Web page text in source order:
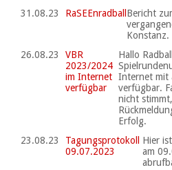
31.08.23
RaSEEnradball Bericht
Konstanz.
26.08.23
VBR
2023/2024
im Internet
verfügbar
Hallo
Internet mit
verfügbar.
nicht
Erfolg.
23.08.23
Tagungsprotokoll
09.07.2023
Hier
am